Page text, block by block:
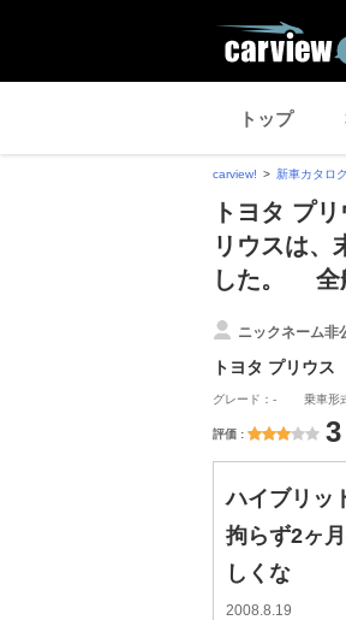
トップ
carview! 新車カタロ
トヨタ プ
リウスは、
した。 全
ニックネーム非
トヨタ プリウス
グレード：- 乗車形
評価 3
ハイブリッ
拘らず2ヶ
しくな
2008.8.19